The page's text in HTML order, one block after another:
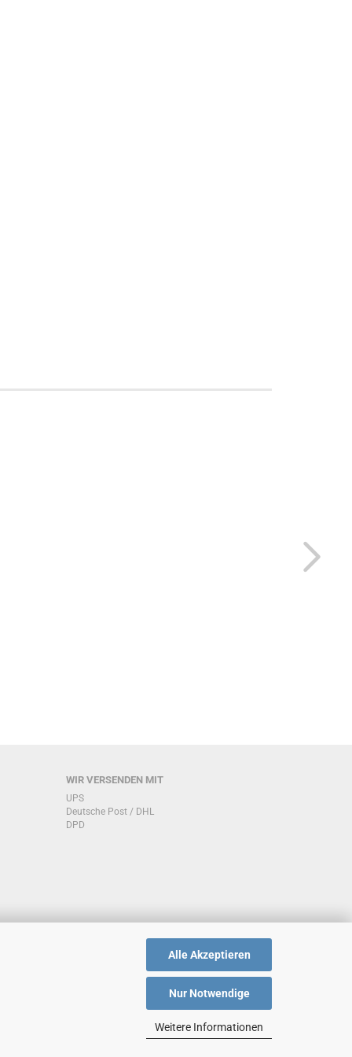
Alle Akzeptieren
Nur Notwendige
Weitere Informationen
WIR VERSENDEN MIT
UPS
Deutsche Post / DHL
DPD